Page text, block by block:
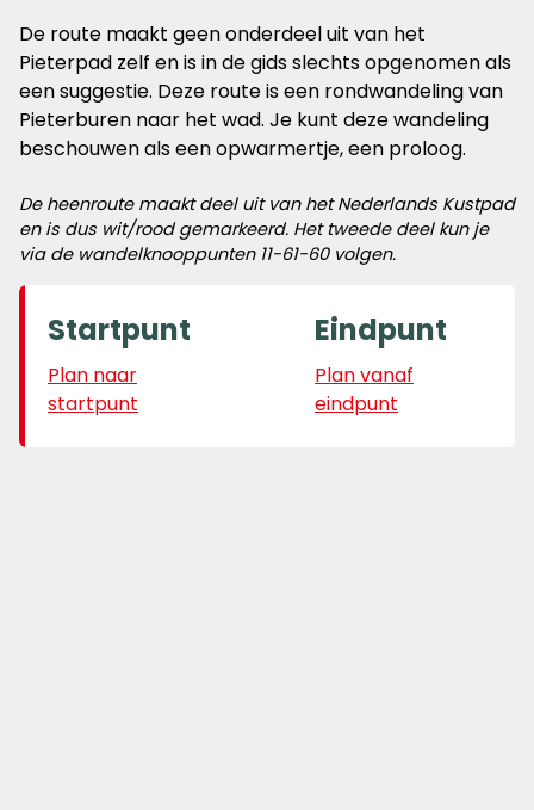
De route maakt geen onderdeel uit van het
Pieterpad zelf en is in de gids slechts opgenomen als
een suggestie. Deze route is een rondwandeling van
Pieterburen naar het wad. Je kunt deze wandeling
beschouwen als een opwarmertje, een proloog.
De heenroute maakt deel uit van het Nederlands Kustpad
en is dus wit/rood gemarkeerd. Het tweede deel kun je
via de wandelknooppunten 11-61-60 volgen.
Startpunt
Plan naar
startpunt
Eindpunt
Plan vanaf
eindpunt